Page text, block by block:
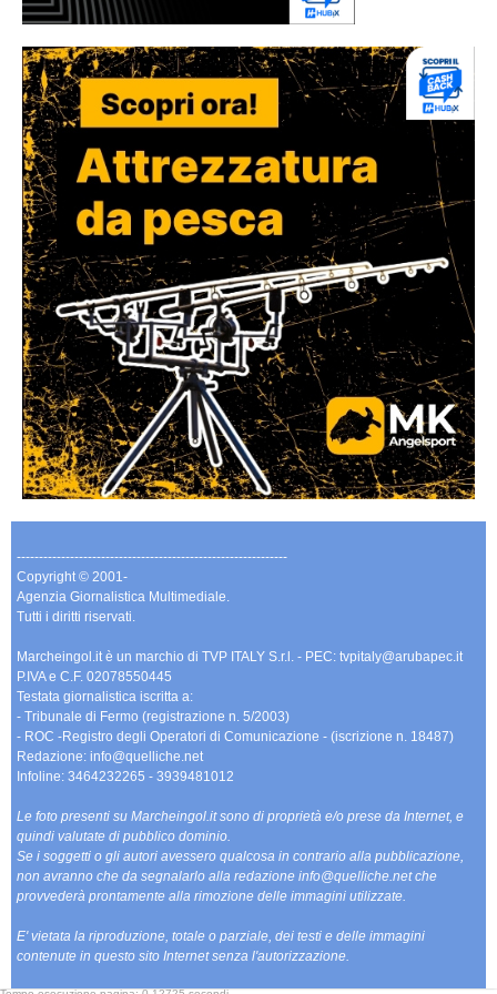
-------------------------------------------------------------
Copyright © 2001-
Agenzia Giornalistica Multimediale.
Tutti i diritti riservati.
Marcheingol.it è un marchio di TVP ITALY S.r.l. - PEC: tvpitaly@arubapec.it
P.IVA e C.F. 02078550445
Testata giornalistica iscritta a:
- Tribunale di Fermo (registrazione n. 5/2003)
- ROC -Registro degli Operatori di Comunicazione - (iscrizione n. 18487)
Redazione: info@quelliche.net
Infoline: 3464232265 - 3939481012
Le foto presenti su Marcheingol.it sono di proprietà e/o prese da Internet, e
quindi valutate di pubblico dominio.
Se i soggetti o gli autori avessero qualcosa in contrario alla pubblicazione,
non avranno che da segnalarlo alla redazione info@quelliche.net che
provvederà prontamente alla rimozione delle immagini utilizzate.
E' vietata la riproduzione, totale o parziale, dei testi e delle immagini
contenute in questo sito Internet senza l'autorizzazione.